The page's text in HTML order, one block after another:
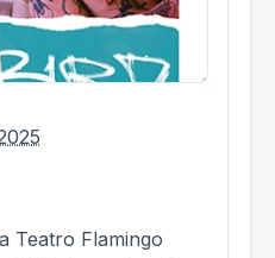
Teatro Flamingo